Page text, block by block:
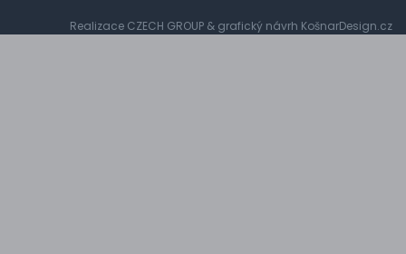
Realizace CZECH GROUP & grafický návrh KošnarDesign.cz